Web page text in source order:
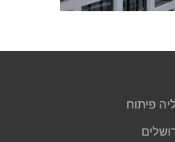
פיתוח